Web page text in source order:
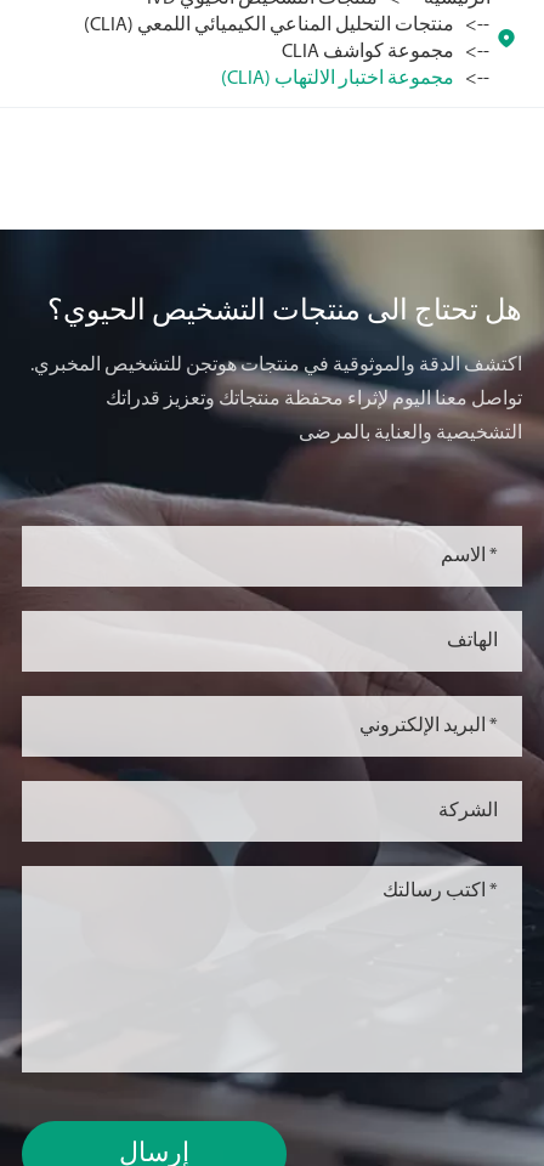

منتجات التحليل المناعي الكيميائي اللمعي (CLIA)
مجموعة كواشف CLIA
مجموعة اختبار الالتهاب (CLIA)
هل تحتاج الى منتجات التشخيص الحيوي؟
اكتشف الدقة والموثوقية في منتجات هوتجن للتشخيص المخبري.
تواصل معنا اليوم لإثراء محفظة منتجاتك وتعزيز قدراتك
التشخيصية والعناية بالمرضى
إرسال